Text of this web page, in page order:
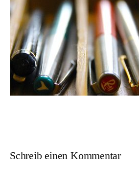
Schreib einen Kommentar